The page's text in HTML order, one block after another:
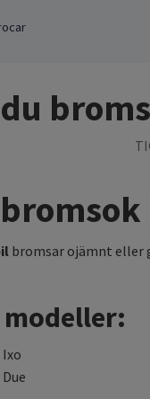
bromsar ojämnt eller
Ixo